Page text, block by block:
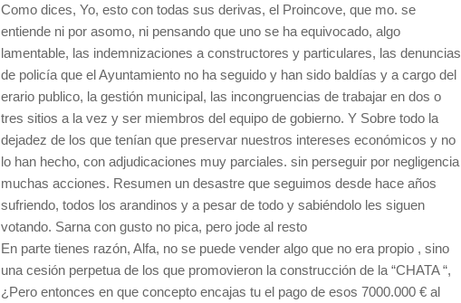
Como dices, Yo, esto con todas sus derivas, el Proincove, que mo. se
entiende ni por asomo, ni pensando que uno se ha equivocado, algo
lamentable, las indemnizaciones a constructores y particulares, las denuncias
de policía que el Ayuntamiento no ha seguido y han sido baldías y a cargo del
erario publico, la gestión municipal, las incongruencias de trabajar en dos o
tres sitios a la vez y ser miembros del equipo de gobierno. Y Sobre todo la
dejadez de los que tenían que preservar nuestros intereses económicos y no
lo han hecho, con adjudicaciones muy parciales. sin perseguir por negligencia
muchas acciones. Resumen un desastre que seguimos desde hace años
sufriendo, todos los arandinos y a pesar de todo y sabiéndolo les siguen
votando. Sarna con gusto no pica, pero jode al resto
En parte tienes razón, Alfa, no se puede vender algo que no era propio , sino
una cesión perpetua de los que promovieron la construcción de la “CHATA “,
¿Pero entonces en que concepto encajas tu el pago de esos 7000.000 € al